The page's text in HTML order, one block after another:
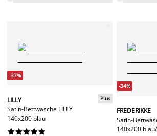
-37%
LILLY
Satin-Bettwäsche LILLY
140x200 blau
Plus






-34%
FREDERIKKE
Satin-
140x200